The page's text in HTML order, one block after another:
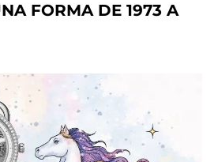
FORMA DE 1973 A